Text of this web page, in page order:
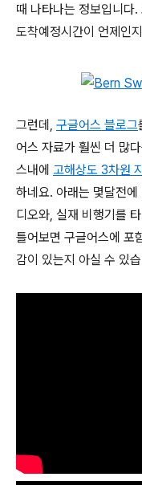
때 나타나는 정보입니다
도착예정시간이 언제인
그런데, 구글어스 블로그
어스 자료가 훨씬 더 많
스내에 고해상도 3차원
하네요. 아래는 몇달전에
디오와, 실재 비행기를
틀어보면 구글어스에 포
감이 있는지 아실 수 있